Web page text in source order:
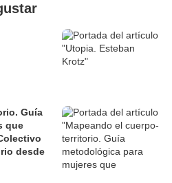
Guía
que
desde